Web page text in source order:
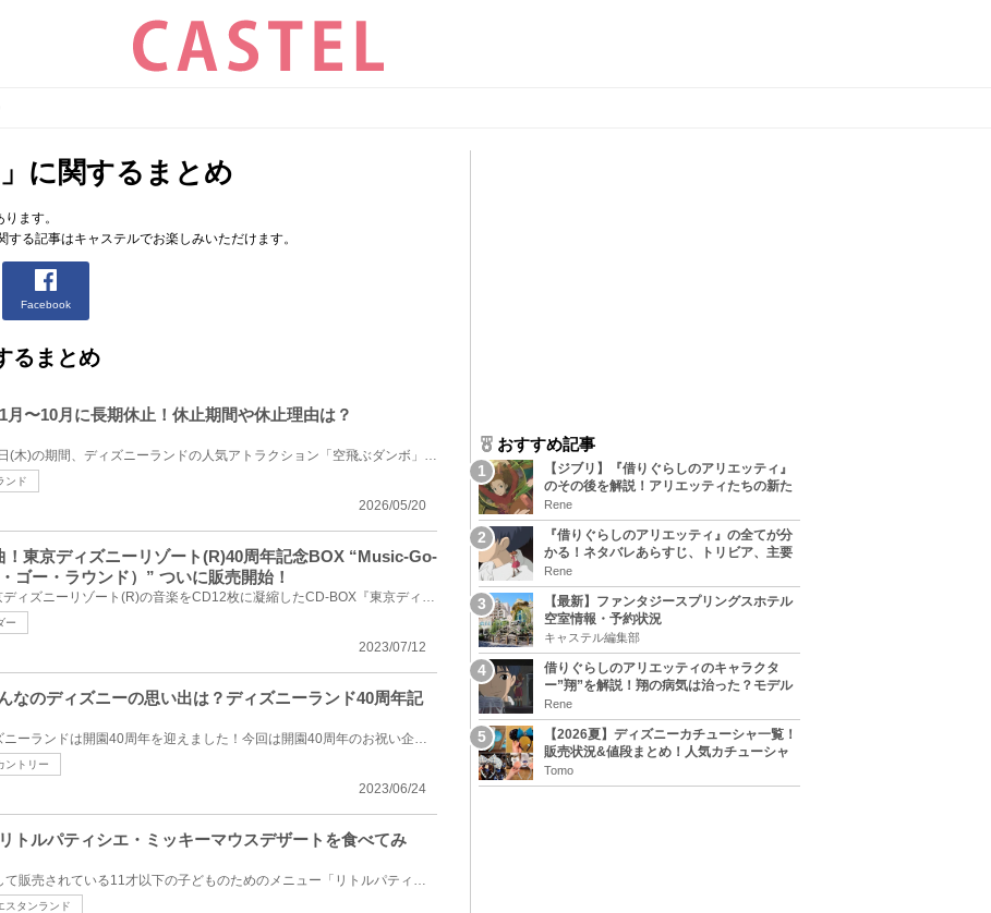
に関するまとめ
ます。
る記事はキャステルでお楽しみいただけます。
Facebook
るまとめ
月〜10月に長期休止！休止期間や休止理由は？
2026年1月5日(月)〜10月22日(木)の期間、ディズニーランドの人気アトラクション「空飛ぶダンボ」が休止...
ンド
2026/05/20
！東京ディズニーリゾート(R)40周年記念BOX “Music-Go-
ゴー・ラウンド）” ついに販売開始！
株式会社ユーキャンは、東京ディズニーリゾート(R)の音楽をCD12枚に凝縮したCD-BOX『東京ディズニーリゾ...
ー
2023/07/12
なのディズニーの思い出は？ディズニーランド40周年記
2023年4月15日で東京ディズニーランドは開園40周年を迎えました！今回は開園40周年のお祝い企画として、...
ントリー
2023/06/24
トルパティシエ・ミッキーマウスデザートを食べてみ
ディズニー40周年フードとして販売されている11才以下の子どものためのメニュー「リトルパティシエ・ミ...
スタンランド
おすすめ記事
【ジブリ】『借りぐらしのアリエッティ』
のその後を解説！アリエッティたちの新た
な住処は？翔の病気は治る？
Rene
『借りぐらしのアリエッティ』の全てが分
かる！ネタバレあらすじ、トリビア、主要
キャラまとめ！
Rene
【最新】ファンタジースプリングスホテル
空室情報・予約状況
キャステル編集部
借りぐらしのアリエッティのキャラクタ
ー”翔”を解説！翔の病気は治った？モデル
は誰？
Rene
【2026夏】ディズニーカチューシャ一覧！
販売状況&値段まとめ！人気カチューシャ
をチェック
Tomo